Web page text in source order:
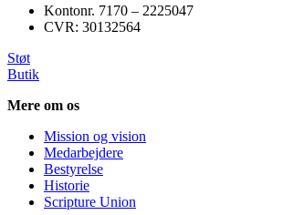
Kontonr. ‍7170 – 2225047
CVR: ‍30132564
Støt
Butik
Mere om os
Mission og vision
Medarbejdere
Bestyrelse
Historie
Scripture Union